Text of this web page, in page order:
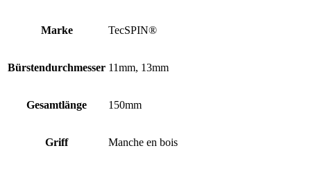
Marke TecSPIN®
Bürstendurchmesser 11mm, 13mm
Gesamtlänge 150mm
Griff Manche en bois